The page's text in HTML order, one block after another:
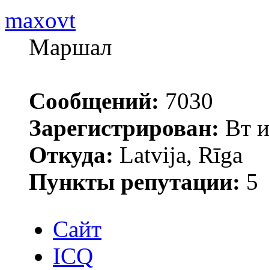
maxovt
Маршал
Сообщений: 7030
Зарегистрирован: Вт
Откуда: Latvija, Rīga
Пункты репутации: 5
Сайт
ICQ